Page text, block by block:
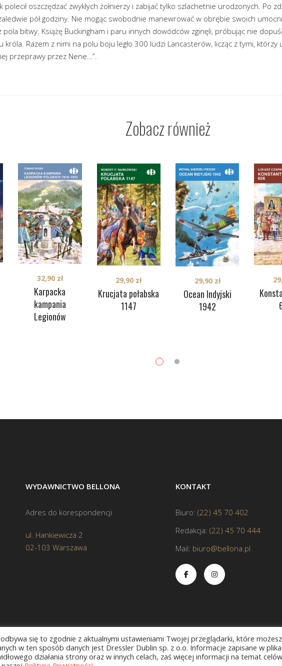
polecił oszczędzać zwykłych żołnierzy i zabijać tylko szlachetnie urodzonych. Po
pół godziny. Nie mogąc swobodnie manewrować w obrębie swoich
pola bitwy. Książę Buckingham i paru innych dowódców zginęli, próbując nie
króla. Razem z nimi na polu boju legło 300 ludzi Lancasterów, licząc z tymi, którzy
przeprawy przez Nene…”.
Zobacz również
Karpacka
kampania
Legionów
32,90 zł
Krucjata połabska
1147
29,90 zł
Ocean Indyjski
1942
29,90 zł
WYDAWNICTWO BELLONA
Adres do korespondencji
ul. Hankiewicza 2
02-103 Warszawa
KONTAKT
Biuro: (22) 45 70 402
Redakcja: (22) 45 70 444
Mail: biuro@bellona.pl
się to zgodnie z aktualnymi ustawieniami Twojej przeglądarki, które
w ten sposób danych jest Dressler Dublin sp. z o.o. Informacje zapisane w
działania strony oraz w innych celach, zaś więcej informacji na temat celów